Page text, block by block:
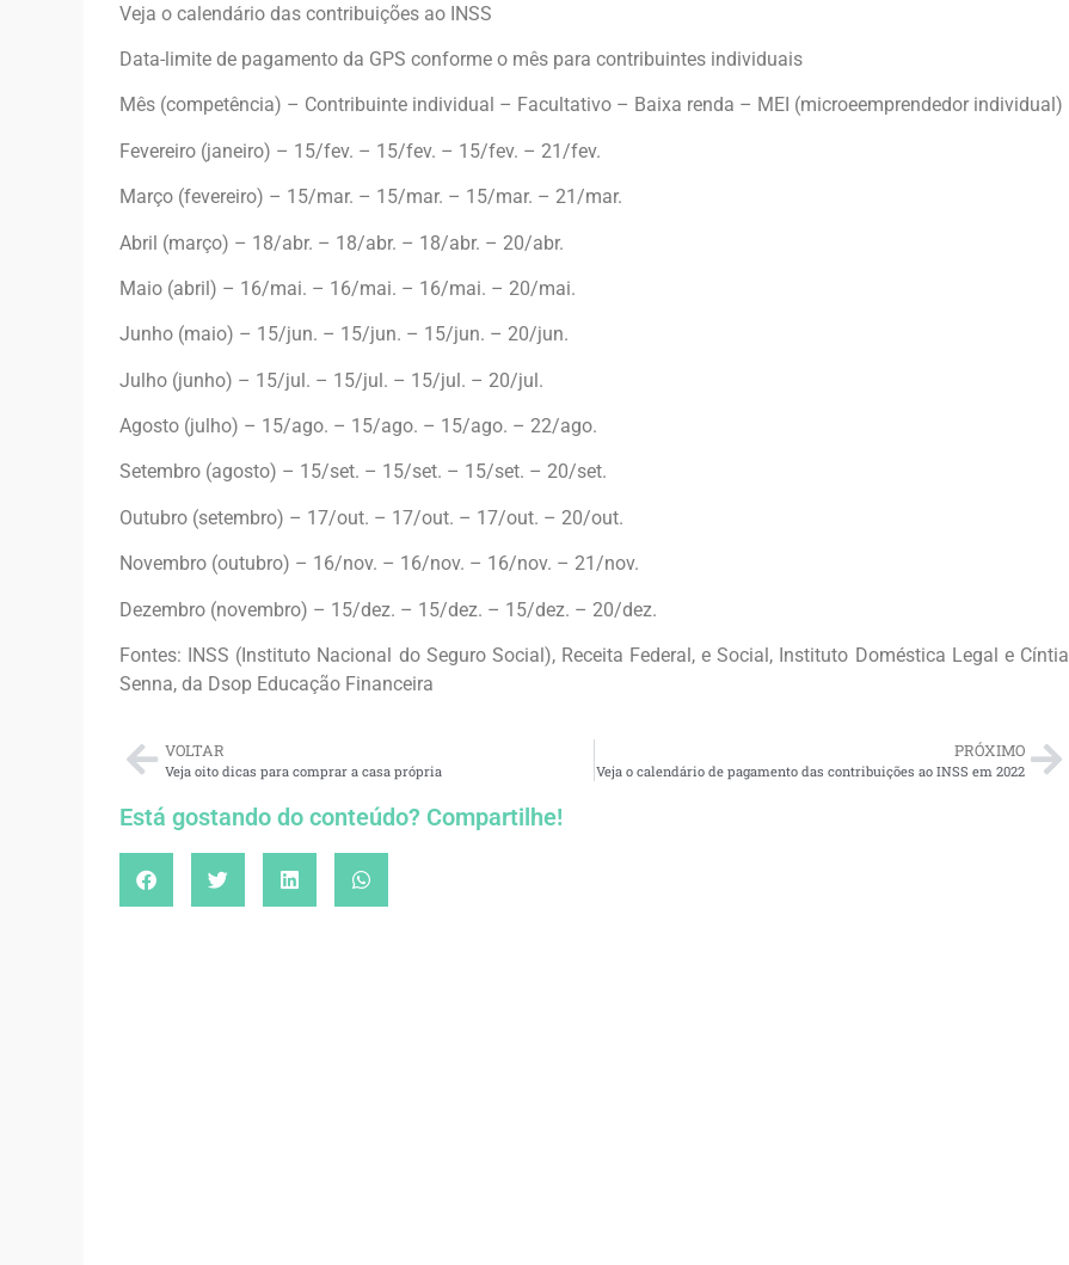
Veja o calendário das contribuições ao INSS
Data-limite de pagamento da GPS conforme o mês para contribuintes individuais
Mês (competência) – Contribuinte individual – Facultativo – Baixa renda – MEI (microeemprendedor individual)
Fevereiro (janeiro) – 15/fev. – 15/fev. – 15/fev. – 21/fev.
Março (fevereiro) – 15/mar. – 15/mar. – 15/mar. – 21/mar.
Abril (março) – 18/abr. – 18/abr. – 18/abr. – 20/abr.
Maio (abril) – 16/mai. – 16/mai. – 16/mai. – 20/mai.
Junho (maio) – 15/jun. – 15/jun. – 15/jun. – 20/jun.
Julho (junho) – 15/jul. – 15/jul. – 15/jul. – 20/jul.
Agosto (julho) – 15/ago. – 15/ago. – 15/ago. – 22/ago.
Setembro (agosto) – 15/set. – 15/set. – 15/set. – 20/set.
Outubro (setembro) – 17/out. – 17/out. – 17/out. – 20/out.
Novembro (outubro) – 16/nov. – 16/nov. – 16/nov. – 21/nov.
Dezembro (novembro) – 15/dez. – 15/dez. – 15/dez. – 20/dez.
Fontes: INSS (Instituto Nacional do Seguro Social), Receita Federal, e Social, Instituto Doméstica Legal e Cíntia
Senna, da Dsop Educação Financeira
VOLTAR
Veja oito dicas para comprar a casa própria
PRÓXIMO
Veja o calendário de pagamento das contribuições ao INSS em 2022
Está gostando do conteúdo? Compartilhe!